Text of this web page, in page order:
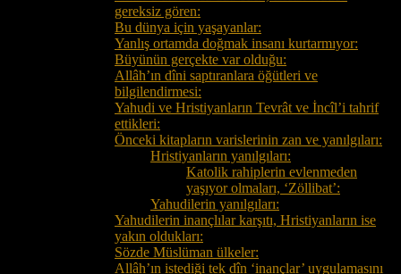
gereksiz gören:
Bu dünya için yaşayanlar:
Yanlış ortamda doğmak insanı kurtarmıyor:
Büyünün gerçekte var olduğu:
Allâh’ın dîni saptıranlara öğütleri ve
bilgilendirmesi:
Yahudi ve Hristiyanların Tevrât ve İncîl’i tahrif
ettikleri:
Önceki kitapların varislerinin zan ve yanılgıları:
Hristiyanların yanılgıları:
Katolik rahiplerin evlenmeden
yaşıyor olmaları, ‘Zöllibat’:
Yahudilerin yanılgıları:
Yahudilerin inançlılar karşıtı, Hristiyanların ise
yakın oldukları:
Sözde Müslüman ülkeler:
Allâh’ın istediği tek dîn ‘inançlar’ uygulamasını